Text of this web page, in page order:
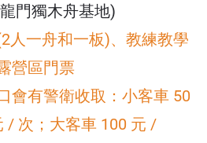
門獨木舟基地)
人一舟和一板)、教練教學
營區門票
會有警衛收取：小客車 50
/ 次；大客車 100 元 /
還八成費用。
不可抗力因素導致活動無
保留2個月內參加活動使
則全額退回款項。